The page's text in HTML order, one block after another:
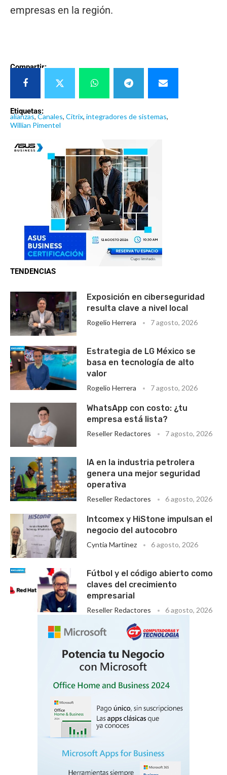
empresas en la región.
Compartir:
Etiquetas:
alianzas,Canales, Citrix, integradores de sistemas,
Willian Pimentel
TENDENCIAS
Exposición en ciberseguridad
resulta clave a nivel local
Rogelio Herrera 7 agosto, 2026
Estrategia de LG México se
basa en tecnología de alto
valor
Rogelio Herrera 7 agosto, 2026
WhatsApp con costo: ¿tu
empresa está lista?
Reseller Redactores 7 agosto, 2026
IA en la industria petrolera
genera una mejor seguridad
operativa
Reseller Redactores 6 agosto, 2026
Intcomex y HiStone impulsan el
negocio del autocobro
Cyntia Martinez 6 agosto, 2026
Fútbol y el código abierto como
claves del crecimiento
empresarial
Reseller Redactores 6 agosto, 2026